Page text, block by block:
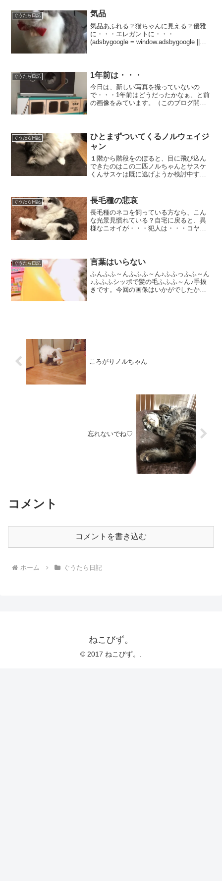
ぐうたら日記 気品
気品あふれる？猫ちゃんに見える？優雅
に・・・エレガントに・・・
(adsbygoogle = window.adsbygoogle ||
ぐうたら日記 1年前は・・・
今日は、新しい写真を撮っていないの
で・・・1年前はどうだったかなぁ、と前
の画像をみています。（このブログ開始
ぐうたら日記
ひとまずついてくるノルウェイジ
ャン
１階から階段をのぼると、目に飛び込ん
できたのはこの二匹ノルちゃんとサスケ
くんサスケは既に逃げようか検討中すか
尻あがっちゃう( *´艸｀)(adsbygoogle =
w...
ぐうたら日記 長毛種の悲哀
長毛種のネコを飼っている方なら、こん
な光景見慣れている？自宅に戻ると、異
様なニオイが・・・犯人は・・・コヤツ
を洗われ、貧相になります。...
ぐうたら日記 言葉はいらない
ふんふふ～んふふふ～ん♪ふふっふふ～ん
♪ふふふシッポで髪の毛ふふふ～ん♪手抜
きです。今回の画像はいかがでしたか？
ころがりノルちゃん
忘れないでね♡
コメント
コメントを書き込む
ホーム ぐうたら日記
ねこびず。
© 2017 ねこびず。.